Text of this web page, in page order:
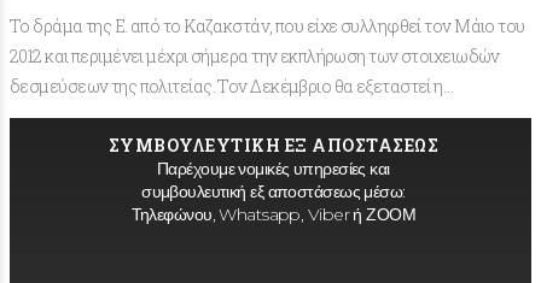
Το δράμα της Ε. από το Καζακστάν, που είχε συλληφθεί τον Μάιο του
2012 και περιμένει μέχρι σήμερα την εκπλήρωση των στοιχειωδών
δεσμεύσεων της πολιτείας. Τον Δεκέμβριο θα εξεταστεί η…
ΣΥΜΒΟΥΛΕΥΤΙΚΗ ΕΞ ΑΠΟΣΤΑΣΕΩΣ
Παρέχουμε νομικές υπηρεσίες και
συμβουλευτική εξ αποστάσεως μέσω:
Τηλεφώνου, Whatsapp, Viber ή ΖΟΟΜ